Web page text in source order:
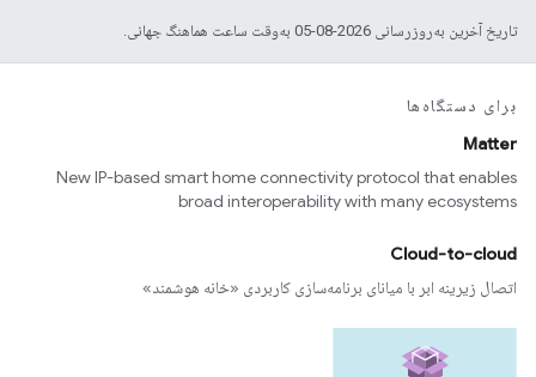
تاریخ آخرین به‌روزرسانی 2026-08-05 به‌وقت ساعت هماهنگ جهانی.
برای دستگاه‌ها
Matter
New IP-based smart home connectivity protocol that enables
broad interoperability with many ecosystems
Cloud-to-cloud
اتصال زیرینه ابر با میانای برنامه‌سازی کاربردی «خانه هوشمند»